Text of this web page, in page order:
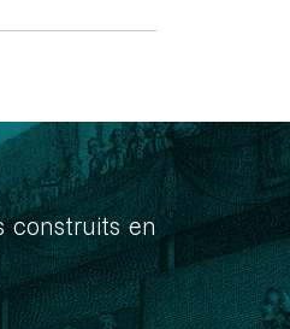
construits en